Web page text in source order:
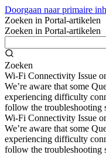
Doorgaan naar primaire
Zoeken in Portal-artikelen
Zoeken in Portal-artikelen
Zoeken
Wi-Fi Connectivity Issue
We’re aware that some
experiencing difficulty
follow the troubleshooting
Wi-Fi Connectivity Issue
We’re aware that some
experiencing difficulty
follow the troubleshooting